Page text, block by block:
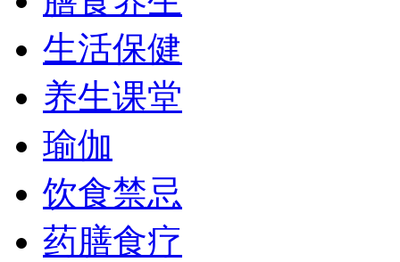
生活保健
养生课堂
瑜伽
饮食禁忌
药膳食疗